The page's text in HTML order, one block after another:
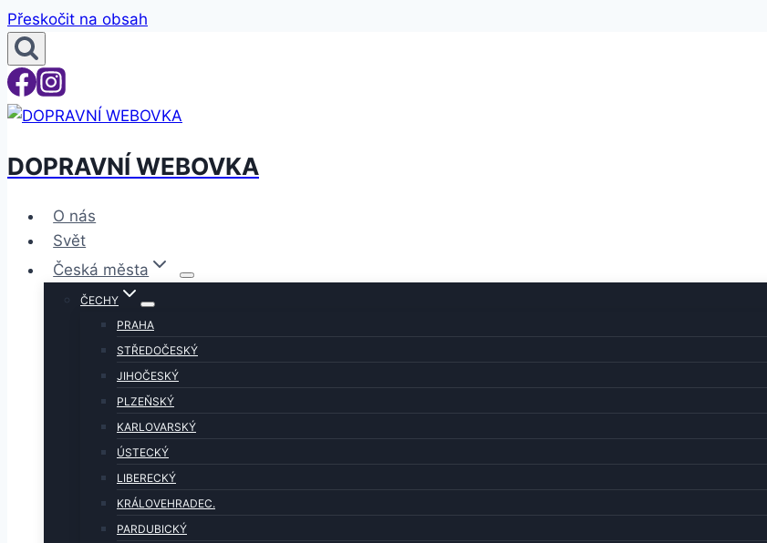
Přeskočit na obsah
DOPRAVNÍ WEBOVKA
O nás
Svět
Česká města
ČECHY
PRAHA
STŘEDOČESKÝ
JIHOČESKÝ
PLZEŇSKÝ
KARLOVARSKÝ
ÚSTECKÝ
LIBERECKÝ
KRÁLOVEHRADEC.
PARDUBICKÝ